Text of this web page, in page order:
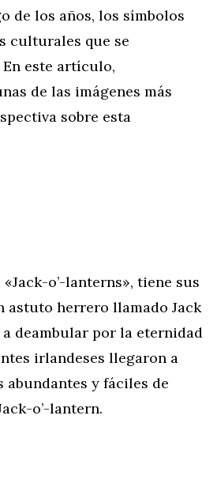
de los años, los símbolos
culturales que se
este artículo,
de las imágenes más
sobre esta
o’-lanterns», tiene sus
astuto herrero llamado Jack
deambular por la eternidad
irlandeses llegaron a
abundantes y fáciles de
o’-lantern.